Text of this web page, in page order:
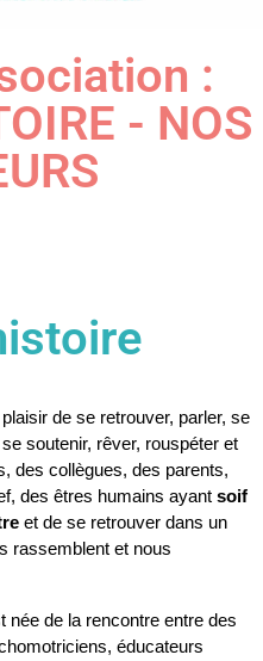
:
- NOS
de se retrouver, parler, se
soutenir, rêver, rouspéter et
des collègues, des parents,
des êtres humains ayant soif
et de se retrouver dans un
rassemblent et nous
née de la rencontre entre des
éducateurs